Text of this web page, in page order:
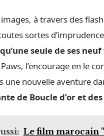
à travers des
sortes
seule de ses neuf
l’encourage en le
une nouvelle aventure
de Boucle d’or et
Le film marocain